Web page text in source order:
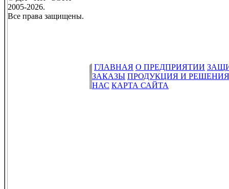
2005-2026.
Все права защищены.
ГЛАВНАЯ О ПРЕДПРИЯТИИ
ЗАКАЗЫ ПРОДУКЦИЯ И РЕШЕНИЯ
НАС КАРТА САЙТА